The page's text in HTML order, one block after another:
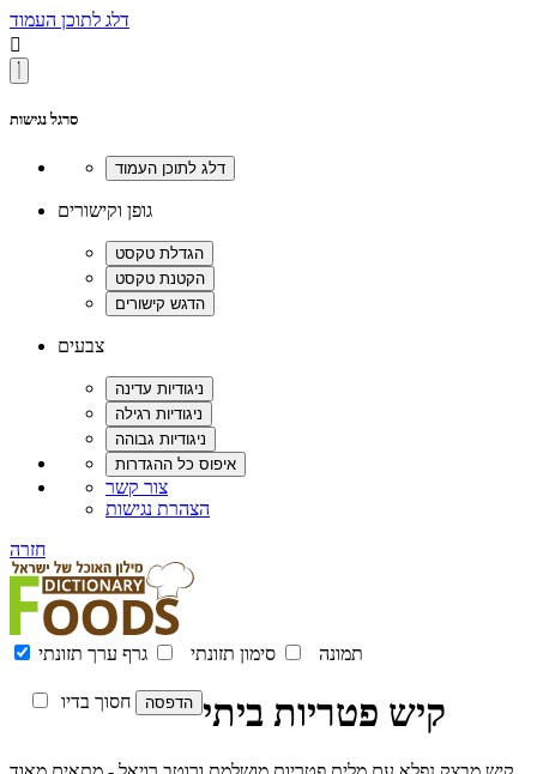
דלג לתוכן העמוד

סרגל נגישות
גופן וקישורים
צבעים
צור קשר
הצהרת נגישות
חזרה
תמונה סימון תזונתי גרף ערך תזונתי
חסוך בדיו קיש פטריות ביתי